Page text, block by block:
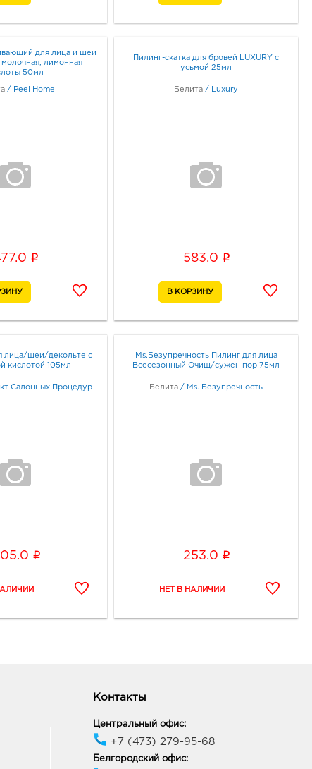
для лица и шеи
молочная, лимонная
50мл
/ Peel Home
i
Пилинг-скатка для бровей LUXURY с
усьмой 25мл
Белита / Luxury
583.0 i
лица/шеи/декольте с
кислотой 105мл
Салонных Процедур
i
Ms.Безупречность Пилинг для лица
Всесезонный Очищ/сужен пор 75мл
Белита / Ms. Безупречность
253.0 i
Контакты
Центральный офис:
+7 (473) 279-95-68
Белгородский офис: